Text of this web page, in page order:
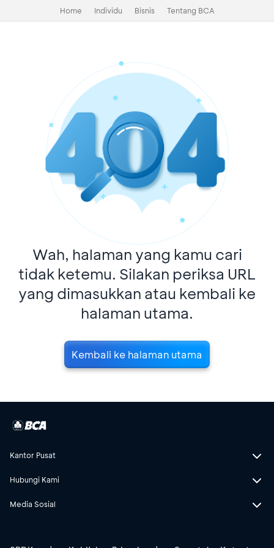
Home Individu Bisnis Tentang BCA
Wah, halaman yang kamu cari
tidak ketemu. Silakan periksa URL
yang dimasukkan atau kembali ke
halaman utama.
Kembali ke halaman utama
Kantor Pusat
Hubungi Kami
Media Sosial